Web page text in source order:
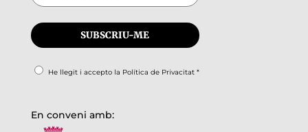
He llegit i accepto la Política de Privacitat*
En conveni amb: